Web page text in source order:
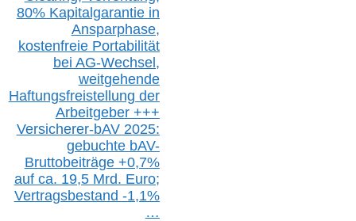
80% Kapitalgarantie in
Ansparphase,
kostenfreie Portabilität
bei AG-Wechsel,
weitgehende
Haftungsfreistellung der
Arbeitgeber +++
Versicherer-bAV2025:
gebuchte bAV-
Bruttobeiträge +0,7%
auf ca. 19,5 Mrd. Euro;
Vertragsbestand -1,1%
…